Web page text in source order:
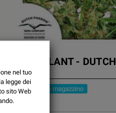
POWER PLANT - DUTCH
PASSION
Ultimi articoli in magazzino
24,96 €
nel tuo
legge dei
sito Web